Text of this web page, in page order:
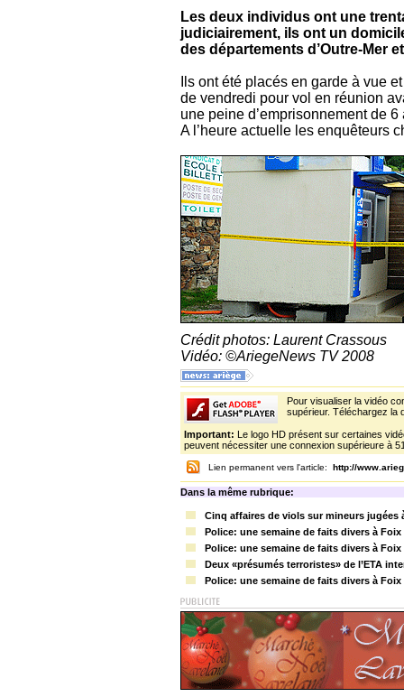
Les deux individus ont une
judiciairement, ils ont un
des départements d’Outre-Mer
Ils ont été placés en garde à vue
de vendredi pour vol en réunion
une peine d’emprisonnement de 6
A l’heure actuelle les enquêteurs
Crédit photos: Laurent Crassous
Vidéo: ©AriegeNews TV 2008
Pour visualiser la vidéo
supérieur. Téléchargez la
Important: Le logo HD présent sur certaines
peuvent nécessiter une connexion supérieure à
Lien permanent vers l'article: http://
Dans la même rubrique:
Cinq affaires de viols sur mineurs jugées
Police: une semaine de faits divers à Foix
Police: une semaine de faits divers à Foix
Deux «présumés terroristes» de l’ETA
Police: une semaine de faits divers à Foix